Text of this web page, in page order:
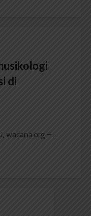
di
wacana.org –...